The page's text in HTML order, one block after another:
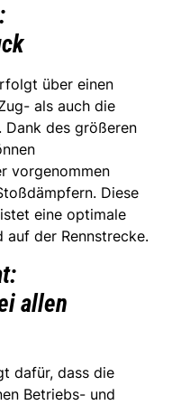
über einen
als auch die
des größeren
vorgenommen
Diese
eine optimale
auf der Rennstrecke.
allen
dafür, dass die
Betriebs- und